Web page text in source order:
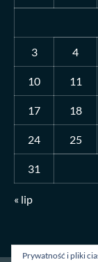
3 4
10 11
17 18
24 25
31
« lip
Prywatność i pliki